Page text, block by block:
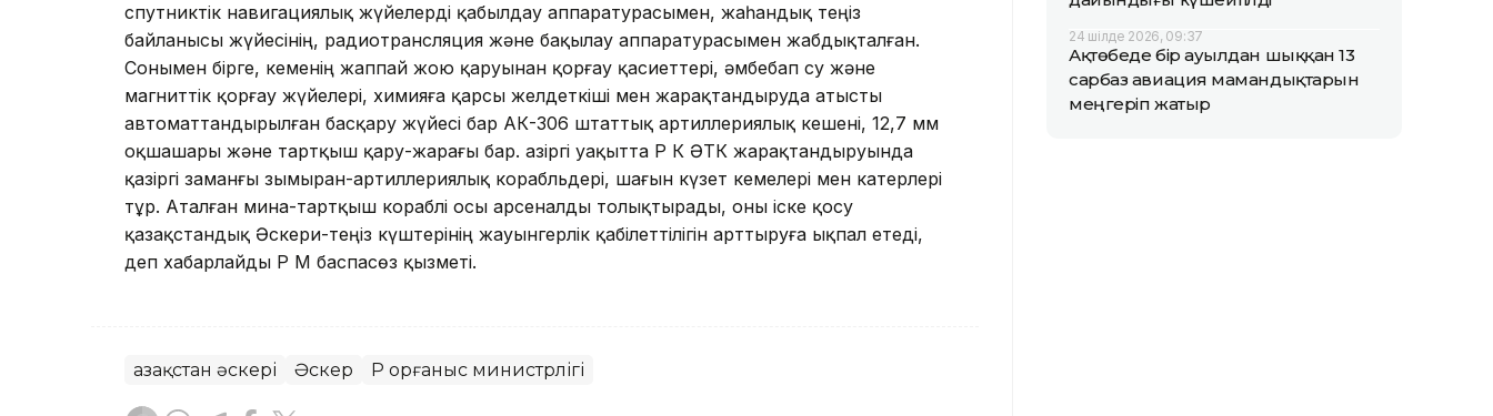
спутниктік навигациялық жүйелерді қабылдау аппаратурасымен, жаһандық теңіз
байланысы жүйесінің, радиотрансляция және бақылау аппаратурасымен жабдықталған.
Сонымен бірге, кеменің жаппай жою қаруынан қорғау қасиеттері, әмбебап су және
магниттік қорғау жүйелері, химияға қарсы желдеткіші мен жарақтандыруда атысты
автоматтандырылған басқару жүйесі бар АК-306 штаттық артиллериялық кешені, 12,7 мм
оқшашары және тартқыш қару-жарағы бар. Қазіргі уақытта ҚР ҚК ӘТК жарақтандыруында
қазіргі заманғы зымыран-артиллериялық корабльдері, шағын күзет кемелері мен катерлері
тұр. Аталған мина-тартқыш кораблі осы арсеналды толықтырады, оны іске қосу
қазақстандық Әскери-теңіз күштерінің жауынгерлік қабілеттілігін арттыруға ықпал етеді,
деп хабарлайды ҚР ҚМ баспасөз қызметі.
Қазақстан әскері Әскер ҚР Қорғаныс министрлігі
24 шілде 2026, 09:37
Ақтөбеде бір ауылдан шыққан 13
сарбаз авиация мамандықтарын
меңгеріп жатыр